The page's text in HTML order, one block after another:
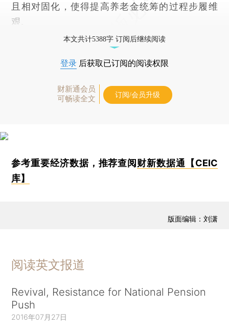
且相对固化，使得提高养老金统筹的过程步履维
艰。
本文共计5388字 订阅后继续阅读
登录 后获取已订阅的阅读权限
财新通会员
可畅读全文
订阅/会员升级
参考重要经济数据，推荐查阅 财新数据通【CEIC
库】
版面编辑：刘潇
阅读英文报道
Revival, Resistance for National Pension
Push
2016年07月27日